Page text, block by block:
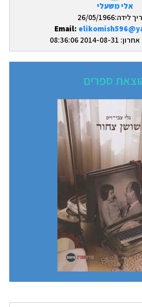
אלי משעלי
05/1966
Email:
31 08:36:06
ספרים